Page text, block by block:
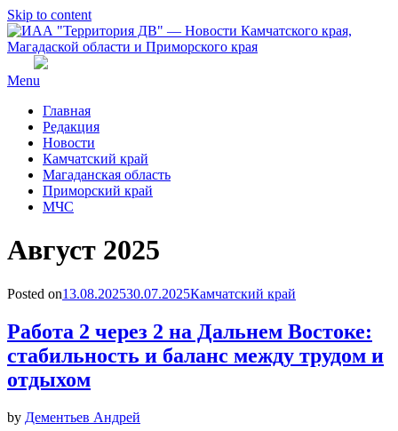
Skip to content
Menu
Главная
Редакция
Новости
Камчатский край
Магаданская область
Приморский край
МЧС
Месяц
:
Август 2025
Posted on13.08.202530.07.2025Камчатский край
Работа 2 через 2 на Дальнем Востоке:
стабильность и баланс между трудом и
отдыхом
by Дементьев Андрей